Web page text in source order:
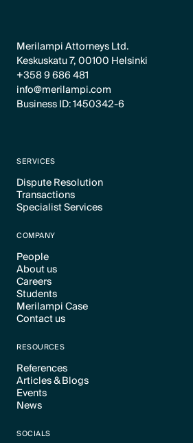
Merilampi Attorneys Ltd.
Keskuskatu 7, 00100 Helsinki
+358 9 686 481
info@merilampi.com
Business ID: 1450342-6
SERVICES
Dispute Resolution
Text Link
Transactions
Text Link
Specialist Services
COMPANY
People
Text Link
About us
Text Link
Careers
Text Link
Students
Text Link
Merilampi Case
Text Link
Contact us
RESOURCES
References
Text Link
Articles & Blogs
Text Link
Events
Text Link
News
SOCIALS